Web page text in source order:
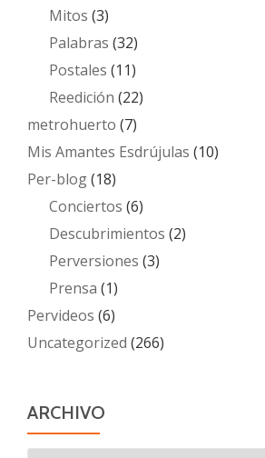
Mitos (3)
Palabras (32)
Postales (11)
Reedición (22)
metrohuerto (7)
Mis Amantes Esdrújulas (10)
Per-blog(18)
Conciertos (6)
Descubrimientos (2)
Perversiones (3)
Prensa (1)
Pervideos (6)
Uncategorized (266)
ARCHIVO